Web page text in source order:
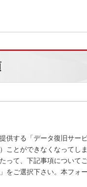
供する「データ復旧サー
ことができなくなってし
って、下記事項について
ご選択下さい。本フォ